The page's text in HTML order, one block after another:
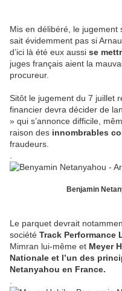
Mis en délibéré, le
sait évidemment pas si
d’ici là été eux aussi se
juges français aient la
procureur.
Sitôt le jugement du 7 juillet
financier devra décider de
» qui s’annonce difficile,
raison des innombrables
fraudeurs.
Benjamin
Le parquet devrait
société Track Performance
Mimran lui-même et Meyer
Nationale et l’un des
Netanyahou en France.